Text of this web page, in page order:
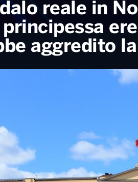
reale in
principessa
aggredito